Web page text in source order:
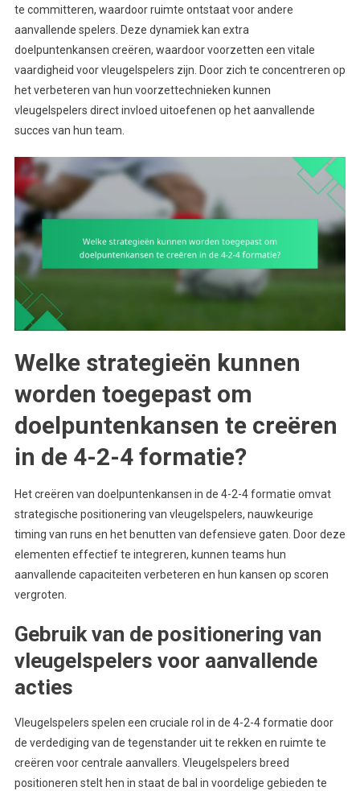
te committeren, waardoor ruimte ontstaat voor andere
aanvallende spelers. Deze dynamiek kan extra
doelpuntenkansen creëren, waardoor voorzetten een vitale
vaardigheid voor vleugelspelers zijn. Door zich te concentreren op
het verbeteren van hun voorzettechnieken kunnen
vleugelspelers direct invloed uitoefenen op het aanvallende
succes van hun team.
Welke strategieën kunnen
worden toegepast om
doelpuntenkansen te creëren
in de 4-2-4 formatie?
Het creëren van doelpuntenkansen in de 4-2-4 formatie omvat
strategische positionering van vleugelspelers, nauwkeurige
timing van runs en het benutten van defensieve gaten. Door deze
elementen effectief te integreren, kunnen teams hun
aanvallende capaciteiten verbeteren en hun kansen op scoren
vergroten.
Gebruik van de positionering van
vleugelspelers voor aanvallende
acties
Vleugelspelers spelen een cruciale rol in de 4-2-4 formatie door
de verdediging van de tegenstander uit te rekken en ruimte te
creëren voor centrale aanvallers. Vleugelspelers breed
positioneren stelt hen in staat de bal in voordelige gebieden te